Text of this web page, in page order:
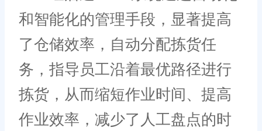
和智能化的管理手段，显著提高
了仓储效率，自动分配拣货任
务，指导员工沿着最优路径进行
拣货，从而缩短作业时间、提高
作业效率，减少了人工盘点的时